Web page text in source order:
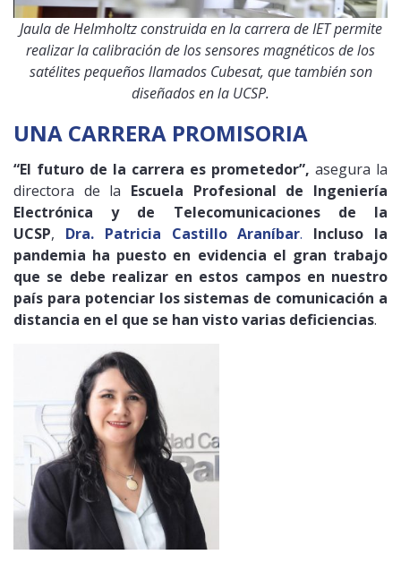
Jaula de Helmholtz construida en la carrera de IET permite
realizar la calibración de los sensores magnéticos de los
satélites pequeños llamados Cubesat, que también son
diseñados en la UCSP.
UNA CARRERA PROMISORIA
“El futuro de la carrera es prometedor”, asegura la
directora de la Escuela Profesional de Ingeniería
Electrónica y de Telecomunicaciones de la
UCSP, Dra. Patricia Castillo Araníbar.
Incluso la
pandemia ha puesto en evidencia el gran trabajo
que se debe realizar en estos campos en nuestro
país para potenciar los sistemas de comunicación a
distancia en el que se han visto varias deficiencias.